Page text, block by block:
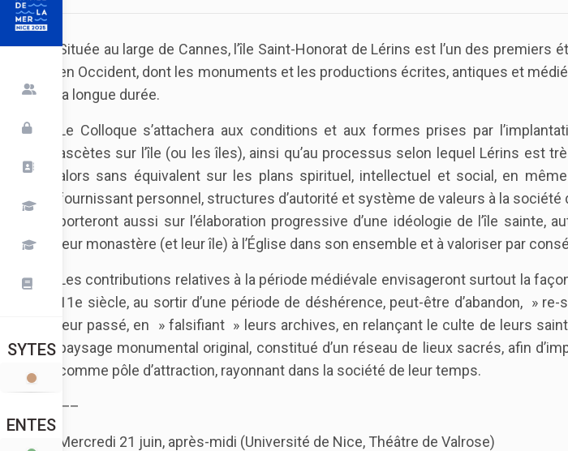
SYTES
ENTES
Située au large de Cannes, l’île Saint-Honorat de Lérins est l’un des
en Occident, dont les monuments et les productions écrites, antiques et
la longue durée.
Le Colloque s’attachera aux conditions et aux formes prises par
ascètes sur l’île (ou les îles), ainsi qu’au processus selon lequel Lérins est
alors sans équivalent sur les plans spirituel, intellectuel et social, en même
fournissant personnel, structures d’autorité et système de valeurs à la société
porteront aussi sur l’élaboration progressive d’une idéologie de l’île sainte,
leur monastère (et leur île) à l’Église dans son ensemble et à valoriser par
Les contributions relatives à la période médiévale envisageront surtout la
11e siècle, au sortir d’une période de déshérence, peut-être d’abandon, »
leur passé, en » falsifiant » leurs archives, en relançant le culte de leurs
paysage monumental original, constitué d’un réseau de lieux sacrés, afin
comme pôle d’attraction, rayonnant dans la société de leur temps.
—–
Mercredi 21 juin, après-midi (Université de Nice, Théâtre de Valrose)